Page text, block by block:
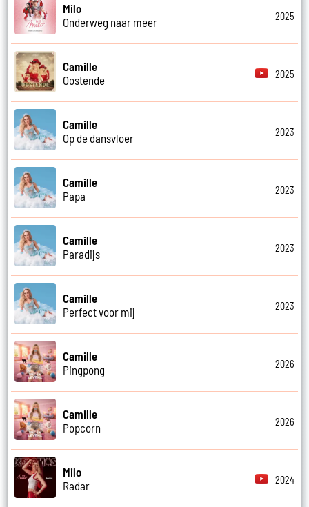
Milo
Onderweg naar meer
2025
Camille
Oostende
2025
Camille
Op de dansvloer
2023
Camille
Papa
2023
Camille
Paradijs
2023
Camille
Perfect voor mij
2023
Camille
Pingpong
2026
Camille
Popcorn
2026
Milo
Radar
2024